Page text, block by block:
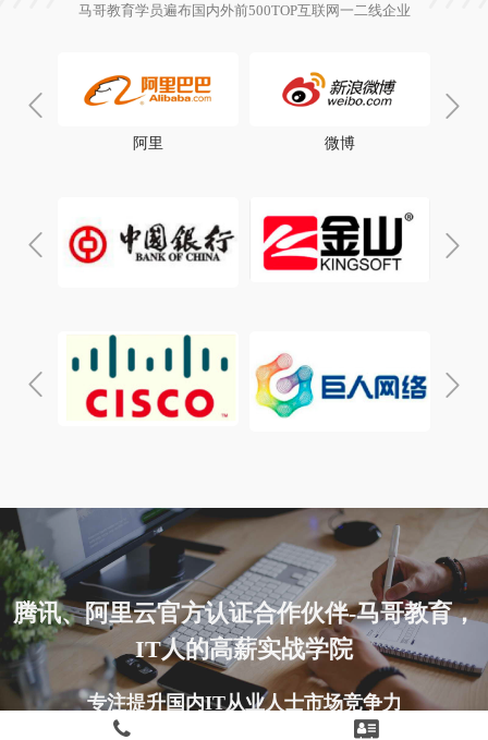
马哥教育学员遍布国内外前500TOP互联网一二线企业
阿里 微博
腾讯、阿里云官方认证合作伙伴-马哥教育，
IT人的高薪实战学院
专注提升国内IT从业人士市场竞争力